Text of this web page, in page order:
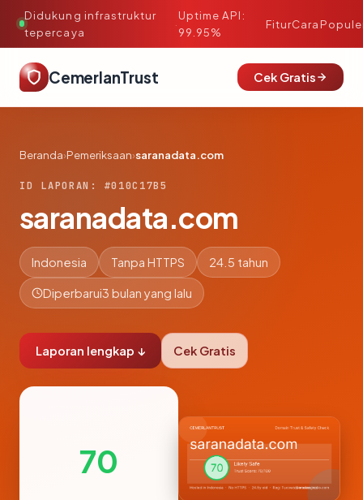
Didukung infrastruktur
tepercaya
·
Uptime API:
99.95%
FiturCara
CemerlanTrust Cek Gratis
Beranda›Pemeriksaan›saranadata.com
ID LAPORAN: #010C17B5
saranadata.com
Indonesia Tanpa HTTPS 24.5 tahun
Diperbarui3 bulan yang lalu
Laporan lengkap ↓ Cek Gratis
70